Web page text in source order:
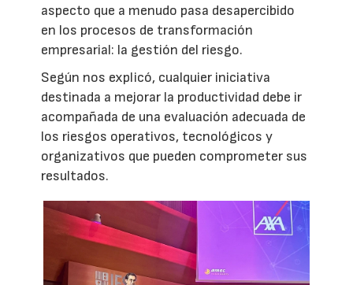
aspecto que a menudo pasa desapercibido
en los procesos de transformación
empresarial: la gestión del riesgo.
Según nos explicó, cualquier iniciativa
destinada a mejorar la productividad debe ir
acompañada de una evaluación adecuada de
los riesgos operativos, tecnológicos y
organizativos que pueden comprometer sus
resultados.